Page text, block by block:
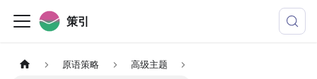
策引
原语策略
高级主题